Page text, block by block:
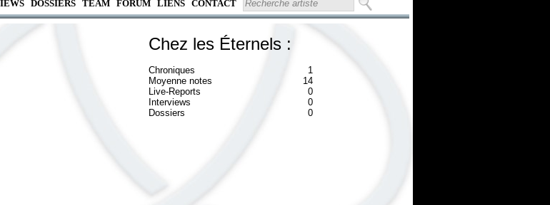
DOSSIERS TEAM FORUM LIENS CONTACT
Chez les Éternels :
Chroniques
1
Moyenne notes
14
Live-Reports
0
Interviews
0
Dossiers
0